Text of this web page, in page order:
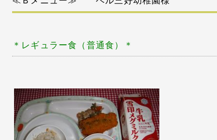
＊レギュラー食（普通食）＊